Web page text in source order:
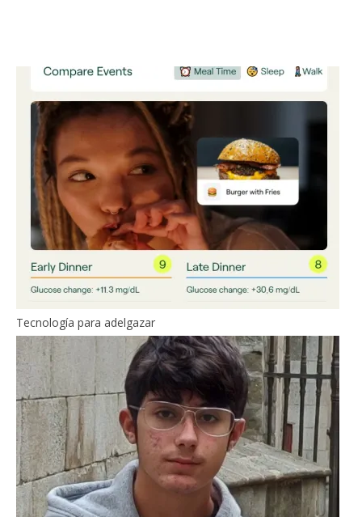
Tecnología para adelgazar